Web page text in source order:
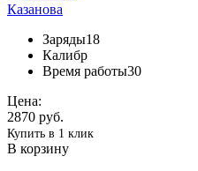
Казанова
Заряды18
Калибр
Время работы30
Цена:
2870 руб.
Купить в 1 клик
В корзину